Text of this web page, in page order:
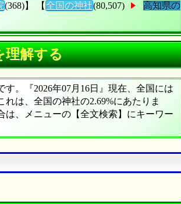
(368)】 【 全国の神社(80,507)
高知県の
理解する
。『2026年07月16日』現在、全国には
は、全国の神社の2.69%にあたりま
は、メニューの【全文検索】にキーワー